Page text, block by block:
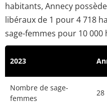
habitants, Annecy
libéraux de 1 pour 4 718
sage-femmes pour 10 000
2023
Nombre de sage-
femmes
28